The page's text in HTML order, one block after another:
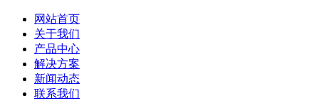
网站首页
关于我们
产品中心
解决方案
新闻动态
联系我们